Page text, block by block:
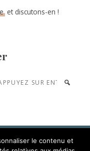
et discutons-en !
le contenu et